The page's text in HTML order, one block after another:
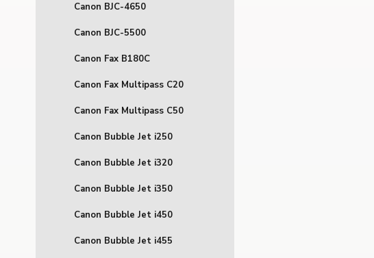
Canon BJC-4650
Canon BJC-5500
Canon Fax B180C
Canon Fax Multipass C20
Canon Fax Multipass C50
Canon Bubble Jet i250
Canon Bubble Jet i320
Canon Bubble Jet i350
Canon Bubble Jet i450
Canon Bubble Jet i455